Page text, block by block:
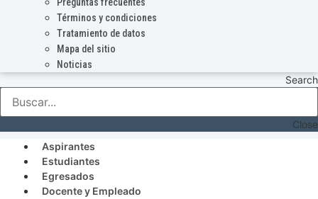
Preguntas frecuentes
Términos y condiciones
Tratamiento de datos
Mapa del sitio
Noticias
Search
Close
Aspirantes
Estudiantes
Egresados
Docente y Empleado